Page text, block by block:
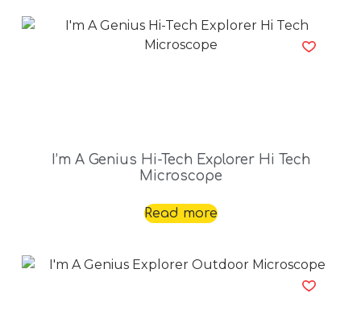
I’m A Genius Hi-Tech Explorer Hi Tech
Microscope
Read more